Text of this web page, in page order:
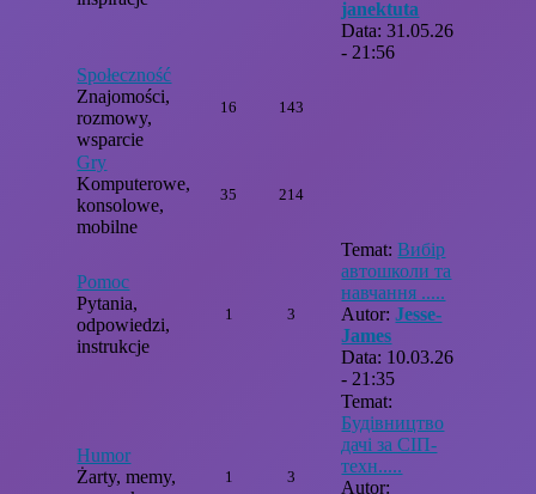
janektuta
Data: 31.05.26
- 21:56
Społeczność
Znajomości,
rozmowy,
wsparcie
16 143
Gry
Komputerowe,
konsolowe,
mobilne
35 214
Pomoc
Pytania,
odpowiedzi,
instrukcje
1 3
Temat:Вибір
автошколи та
навчання .....
Autor:Jesse-
James
Data: 10.03.26
- 21:35
Humor
Żarty, memy,
1 3
Temat:
Будівництво
дачі за СІП-
техн.....
Autor: